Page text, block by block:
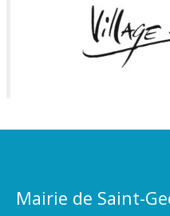
Mairie de Saint-